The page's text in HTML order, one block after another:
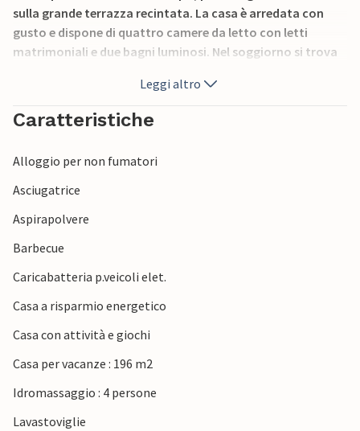
sulla grande terrazza recintata. La casa è arredata con
gusto e dispone di quattro camere da letto con letti
matrimoniali e due bagni luminosi. Nel soggiorno si trova
stereo. La cucina è dotata di fornelli, lavastoviglie,
microonde, seggiolone e molto altro. Internet gratuito
con connessione wireless per navigare durante la vacanza
mondo. quattro posti auto, barbecue, mobili da giardino,
altalena e sabbiera.
Leggi altro
Caratteristiche
Alloggio per non fumatori
Asciugatrice
Aspirapolvere
Barbecue
Caricabatteria p.veicoli elet.
Casa a risparmio energetico
Casa con attività e giochi
Casa per vacanze : 196 m2
Idromassaggio : 4 persone
Lavastoviglie